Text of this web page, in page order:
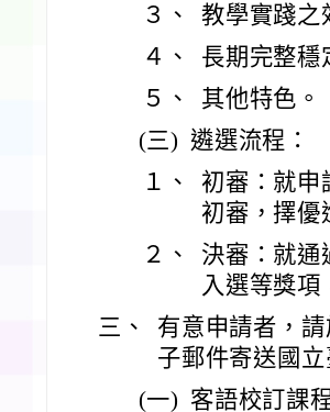
３、
教學實踐之
４、
長期完整穩
５、
其他特色。
(三) 遴選流程：
１、
初審：就申
初審，擇優
２、
決審：就通
入選等獎項
三、
有意申請者，
子郵件寄送國
(一) 客語校訂課